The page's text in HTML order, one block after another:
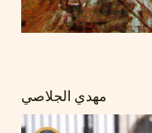
مهدي الجلاصي